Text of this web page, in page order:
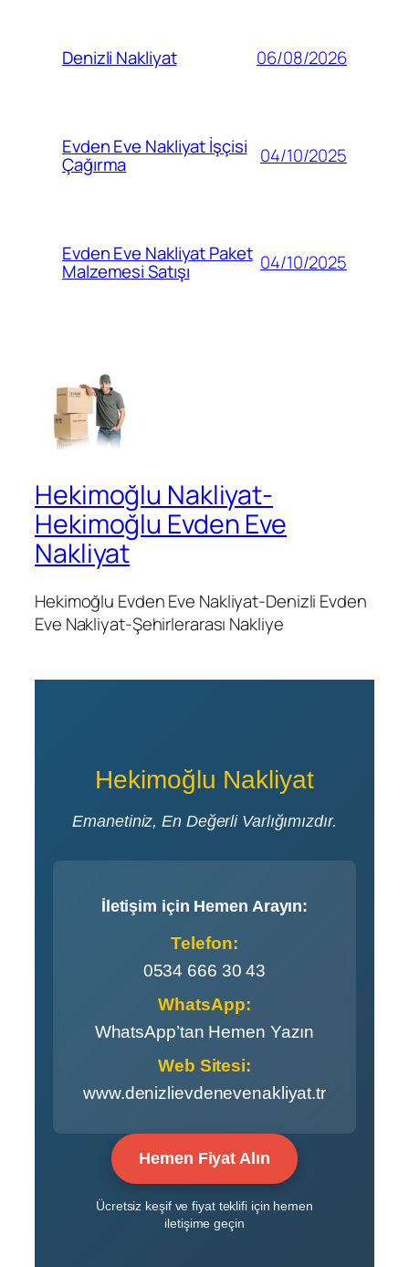
Denizli Nakliyat 06/08/2026
Evden Eve Nakliyat İşçisi
Çağırma 04/10/2025
Evden Eve Nakliyat Paket
Malzemesi Satışı 04/10/2025
Hekimoğlu Nakliyat-
Hekimoğlu Evden Eve
Nakliyat
Hekimoğlu Evden Eve Nakliyat-Denizli Evden
Eve Nakliyat-Şehirlerarası Nakliye
Hekimoğlu Nakliyat
Emanetiniz, En Değerli Varlığımızdır.
İletişim için Hemen Arayın:
Telefon:
0534 666 30 43
WhatsApp:
WhatsApp’tan Hemen Yazın
Web Sitesi:
www.denizlievdenevenakliyat.tr
Hemen Fiyat Alın
Ücretsiz keşif ve fiyat teklifi için hemen
iletişime geçin